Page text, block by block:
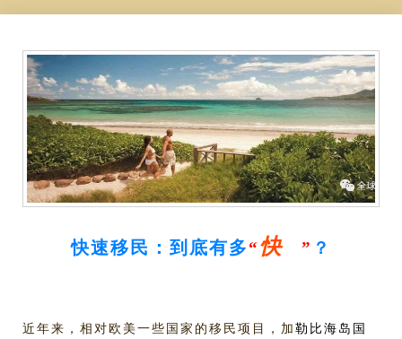
快速移民：到底有多“快 ” ？
近年来，相对欧美一些国家的移民项目，加 勒比海岛国